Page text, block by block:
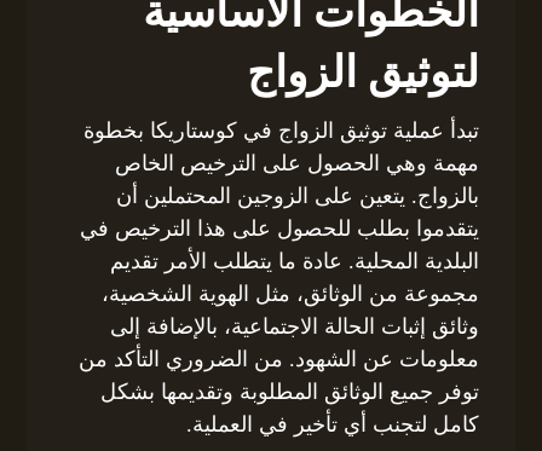
الخطوات الأساسية
لتوثيق الزواج
تبدأ عملية توثيق الزواج في كوستاريكا بخطوة
مهمة وهي الحصول على الترخيص الخاص
بالزواج. يتعين على الزوجين المحتملين أن
يتقدموا بطلب للحصول على هذا الترخيص في
البلدية المحلية. عادة ما يتطلب الأمر تقديم
مجموعة من الوثائق، مثل الهوية الشخصية،
وثائق إثبات الحالة الاجتماعية، بالإضافة إلى
معلومات عن الشهود. من الضروري التأكد من
توفر جميع الوثائق المطلوبة وتقديمها بشكل
كامل لتجنب أي تأخير في العملية.